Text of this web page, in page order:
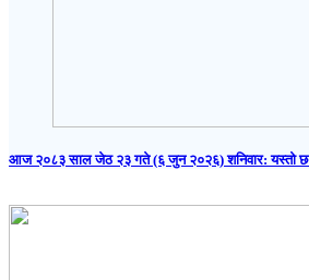
आज २०८३ साल जेठ २३ गते (६ जुन २०२६) शनिवार: यस्तो